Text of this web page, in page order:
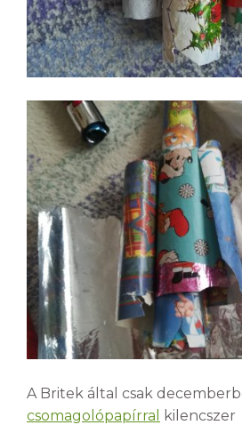
A Britek által csak
csomagolópapírral
kilencszer